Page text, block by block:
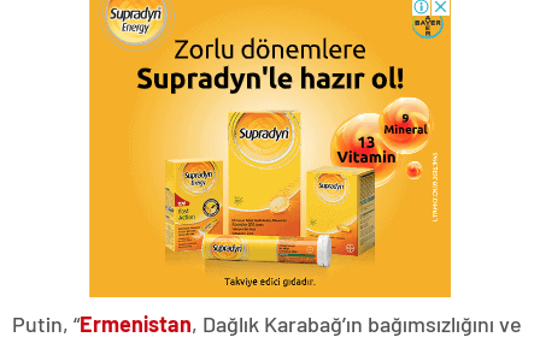
Putin, “Ermenistan, Dağlık Karabağ’ın bağımsızlığını ve